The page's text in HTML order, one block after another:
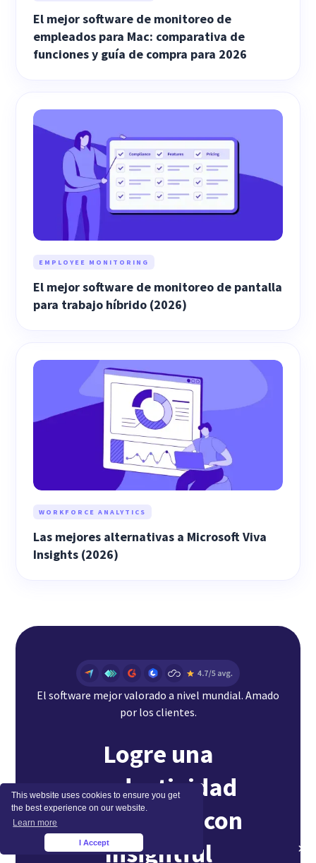
This website uses cookies to ensure you get
the best experience on our website.
Learn more
I Accept ×
El mejor software de monitoreo de
empleados para Mac: comparativa de
funciones y guía de compra para 2026
EMPLOYEE MONITORING
El mejor software de monitoreo de pantalla
para trabajo híbrido (2026)
WORKFORCE ANALYTICS
Las mejores alternativas a Microsoft Viva
Insights (2026)
El software mejor valorado a nivel mundial. Amado
por los clientes.
Logre una
productividad
sostenible con
Insightful